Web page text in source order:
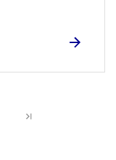
Page suivante